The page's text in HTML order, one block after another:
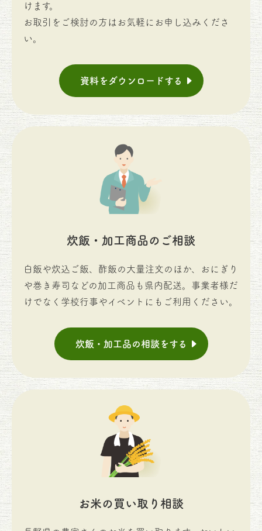
けます。
お取引をご検討の方はお気軽にお申し込みくださ
い。
資料をダウンロードする
炊飯・加工商品のご相談
白飯や炊込ご飯、酢飯の大量注文のほか、おにぎり
や巻き寿司などの加工商品も県内配送。事業者様だ
けでなく学校行事やイベントにもご利用ください。
炊飯・加工品の相談をする
お米の買い取り相談